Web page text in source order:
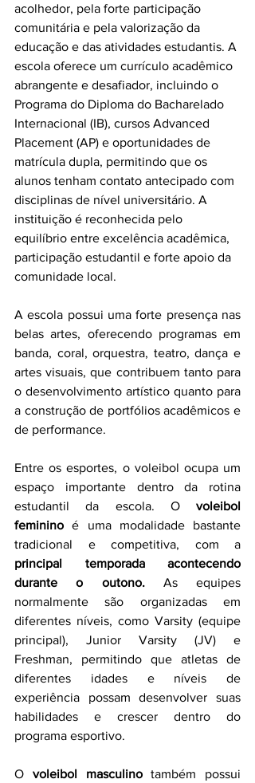
acolhedor, pela forte participação
comunitária e pela valorização da
educação e das atividades estudantis. A
escola oferece um currículo acadêmico
abrangente e desafiador, incluindo o
Programa do Diploma do Bacharelado
Internacional (IB), cursos Advanced
Placement (AP) e oportunidades de
matrícula dupla, permitindo que os
alunos tenham contato antecipado com
disciplinas de nível universitário. A
instituição é reconhecida pelo
equilíbrio entre excelência acadêmica,
participação estudantil e forte apoio da
comunidade local.
A escola possui uma forte presença nas
belas artes, oferecendo programas em
banda, coral, orquestra, teatro, dança e
artes visuais, que contribuem tanto para
o desenvolvimento artístico quanto para
a construção de portfólios acadêmicos e
de performance.
Entre os esportes, o voleibol ocupa um
espaço importante dentro da rotina
estudantil da escola. O voleibol
feminino é uma modalidade bastante
principal temporada acontecendo
durante o outono. As equipes
normalmente são organizadas em
diferentes níveis, como Varsity (equipe
principal), Junior Varsity (JV) e
Freshman, permitindo que atletas de
diferentes idades e níveis de
experiência possam desenvolver suas
habilidades e crescer dentro do
programa esportivo.
O voleibol masculino também possui